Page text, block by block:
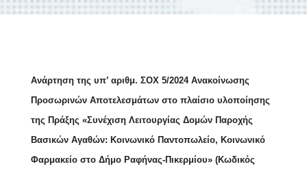
Ανάρτηση της υπ’ αριθμ. ΣΟΧ 5/2024 Ανακοίνωσης
Προσωρινών Αποτελεσμάτων στο πλαίσιο υλοποίησης
της Πράξης «Συνέχιση Λειτουργίας Δομών Παροχής
Βασικών Αγαθών: Κοινωνικό Παντοπωλείο, Κοινωνικό
Φαρμακείο στο Δήμο Ραφήνας-Πικερμίου» (Κωδικός